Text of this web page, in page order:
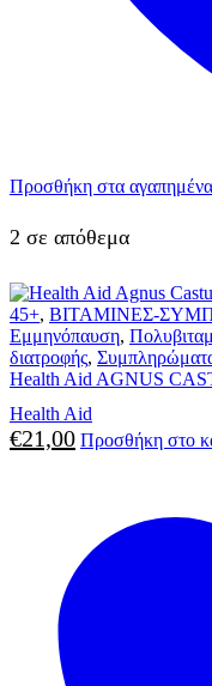
Προσθήκη στα αγαπημένα
2 σε απόθεμα
45+, ΒΙΤΑΜΙΝΕΣ-
Εμμηνόπαυση,
διατροφής, Συμπληρώματα
Health Aid AGNUS
Health Aid
€21,00 Προσθήκη στο